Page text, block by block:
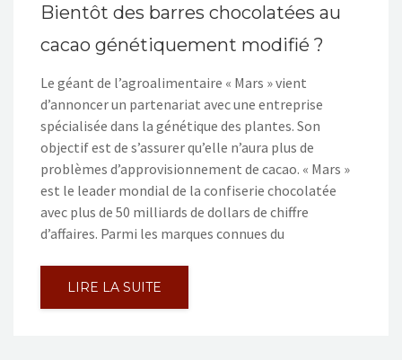
Bientôt des barres chocolatées au
cacao génétiquement modifié ?
Le géant de l’agroalimentaire « Mars » vient
d’annoncer un partenariat avec une entreprise
spécialisée dans la génétique des plantes. Son
objectif est de s’assurer qu’elle n’aura plus de
problèmes d’approvisionnement de cacao. « Mars »
est le leader mondial de la confiserie chocolatée
avec plus de 50 milliards de dollars de chiffre
d’affaires. Parmi les marques connues du
LIRE LA SUITE